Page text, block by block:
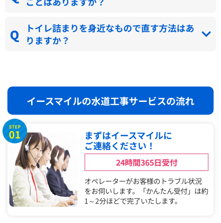
トイレ詰まりを身近なもので直す方法はあ
りますか？
イースマイルの水道工事サービスの流れ
STEP
01
まずはイースマイルに
ご連絡ください！
24時間365日受付
オペレーターがお客様のトラブル状況
をお伺いします。「かんたん受付」は約
1～2分ほどで完了いたします。